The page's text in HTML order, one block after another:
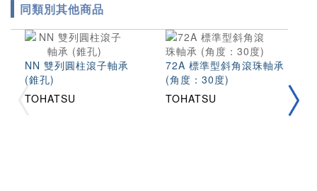
同類別其他商品
NN 雙列圓柱滾子軸承
(錐孔)
TOHATSU
72A 標準型斜角滾珠軸承
(角度：30度)
TOHATSU